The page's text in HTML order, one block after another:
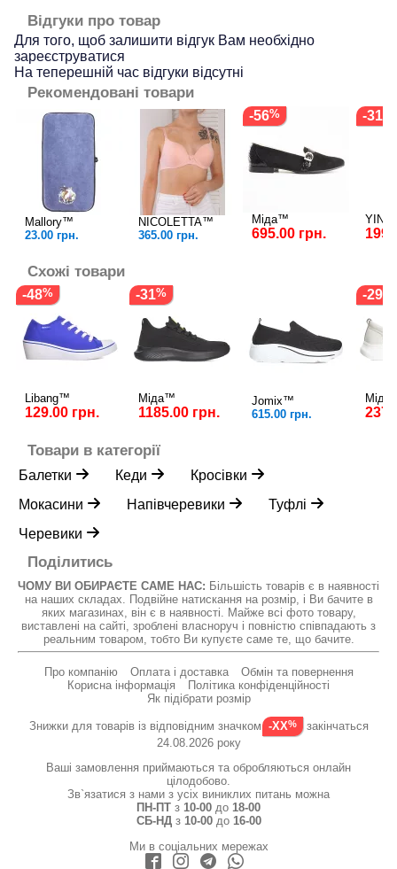
Відгуки про товар
Для того, щоб залишити відгук Вам необхідно
зареєструватися
На теперешній час відгуки відсутні
Рекомендовані товари
Mallory™
23.00 грн.
NICOLETTA™
365.00 грн.
-56
Міда™
695.00 грн.
-31
Схожі товари
-48
Libang™
129.00 грн.
-31
Міда™
1185.00 грн.
Jomix™
615.00 грн.
-29
Товари в категорії
Балетки Кеди
Кросівки
Мокасини
Напівчеревики
Туфлі
Черевики
Поділитись
ЧОМУ ВИ ОБИРАЄТЕ САМЕ НАС: Більшість товарів є в наявності
на наших складах. Подвійне натискання на розмір, і Ви бачите в
яких магазинах, він є в наявності. Майже всі фото товару,
виставлені на сайті, зроблені власноруч і повністю співпадають з
реальним товаром, тобто Ви купуєте саме те, що бачите.
Про компанію Оплата і доставка
Обмін та повернення
Корисна інформація
Політика конфіденційності
Як підібрати розмір
Знижки для товарів із відповідним значком -XX
закінчаться
24.08.2026 року
Ваші замовлення приймаються та обробляються онлайн
цілодобово.
Зв`язатися з нами з усіх виниклих питань можна
ПН-ПТ з 10-00 до 18-00
СБ-НДз 10-00до 16-00
Ми в соціальних мережах